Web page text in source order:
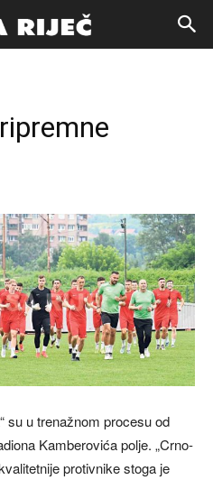
su u trenažnom procesu od
Kamberovića polje. „Crno-
protivnike stoga je